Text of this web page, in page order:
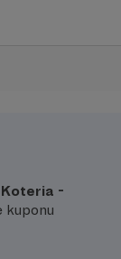
Koteria -
kuponu